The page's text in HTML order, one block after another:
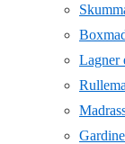
Lagner